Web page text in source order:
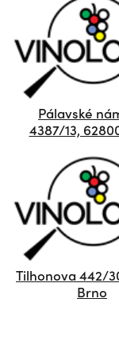
Pálavské
4387/13,
Tilhonova 442/
Brno